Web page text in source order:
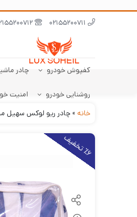
کفپوش خودرو چادر
روشنایی خودرو امنیت
خانه »چادر ریو لوکس سهیل
٪
6
ت
خ
ف
ی
ف